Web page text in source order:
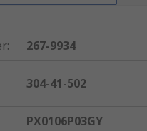
:
267-9934
304-41-502
PX0106P03GY